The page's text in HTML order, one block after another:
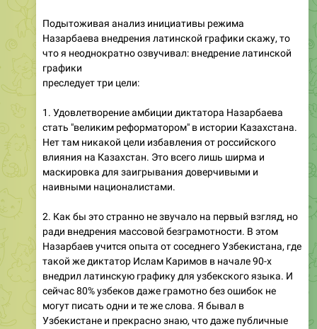
Подытоживая анализ инициативы режима
Назарбаева внедрения латинской графики скажу, то
что я неоднократно озвучивал: внедрение латинской
графики
преследует три цели:
1. Удовлетворение амбиции диктатора Назарбаева
стать "великим реформатором" в истории Казахстана.
Нет там никакой цели избавления от российского
влияния на Казахстан. Это всего лишь ширма и
маскировка для заигрывания доверчивыми и
наивными националистами.
2. Как бы это странно не звучало на первый взгляд, но
ради внедрения массовой безграмотности. В этом
Назарбаев учится опыта от соседнего Узбекистана, где
такой же диктатор Ислам Каримов в начале 90-х
внедрил латинскую графику для узбекского языка. И
сейчас 80% узбеков даже грамотно без ошибок не
могут писать одни и те же слова. Я бывал в
Узбекистане и прекрасно знаю, что даже публичные